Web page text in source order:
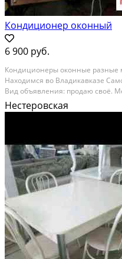
Кондиционер оконный
6 900 руб.
Кондиционеры оконные разные
Находимся во Владикавказе
Вид объявления: продаю своё.
Нестеровская